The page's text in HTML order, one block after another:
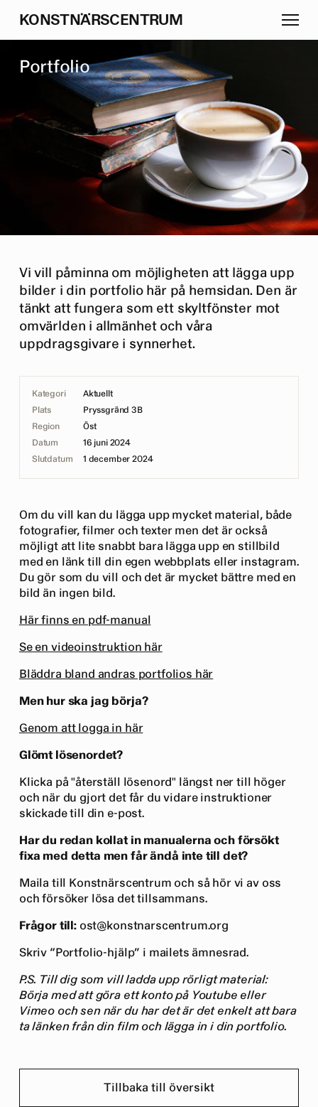
KONSTNÄRSCENTRUM
Portfolio
Vi vill påminna om möjligheten att lägga upp
bilder i din portfolio här på hemsidan. Den är
tänkt att fungera som ett skyltfönster mot
omvärlden i allmänhet och våra
uppdragsgivare i synnerhet.
Kategori
Aktuellt
Plats
Pryssgränd 3B
Region
Öst
Datum
16 juni 2024
Slutdatum
1 december 2024
Om du vill kan du lägga upp mycket material, både
fotografier, filmer och texter men det är också
möjligt att lite snabbt bara lägga upp en stillbild
med en länk till din egen webbplats eller instagram.
Du gör som du vill och det är mycket bättre med en
bild än ingen bild.
Här finns en pdf-manual
Se en videoinstruktion här
Bläddra bland andras portfolios här
Men hur ska jag börja?
Genom att logga in här
Glömt lösenordet?
Klicka på "återställ lösenord" längst ner till höger
och när du gjort det får du vidare instruktioner
skickade till din e-post.
Har du redan kollat in manualerna och försökt
fixa med detta men får ändå inte till det?
Maila till Konstnärscentrum och så hör vi av oss
och försöker lösa det tillsammans.
Frågor till:ost@konstnarscentrum.org
Skriv “Portfolio-hjälp” i mailets ämnesrad.
P.S. Till dig som vill ladda upp rörligt material:
Börja med att göra ett konto på Youtube eller
Vimeo och sen när du har det är det enkelt att bara
ta länken från din film och lägga in i din portfolio.
Tillbaka till översikt